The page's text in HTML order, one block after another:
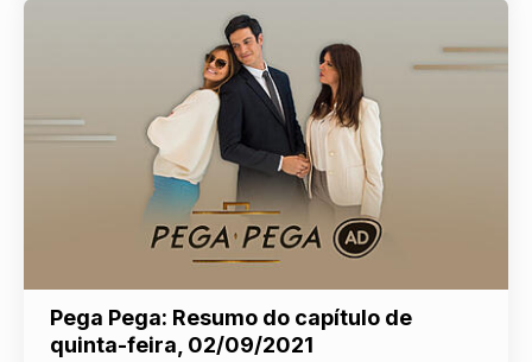
Pega Pega: Resumo do capítulo de
quinta-feira, 02/09/2021